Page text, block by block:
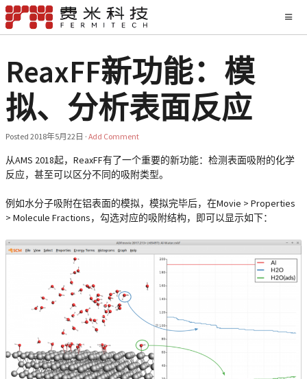
ReaxFF新功能：模
拟、分析表面反应
Posted 2018年5月22日 · Add Comment
从AMS 2018起，ReaxFF有了一个重要的新功能：检测表面吸附的化学
反应，甚至可以区分不同的吸附类型。
例如水分子吸附在铝表面的模拟，模拟完毕后，在Movie > Properties
> Molecule Fractions，勾选对应的吸附结构，即可以显示如下：